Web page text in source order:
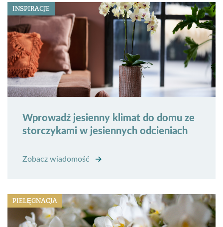
INSPIRACJE
Wprowadź jesienny klimat do domu ze
storczykami w jesiennych odcieniach
Zobacz wiadomość
PIELĘGNACJA